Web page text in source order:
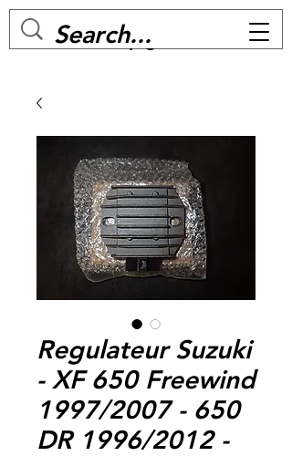
MC BIKE Perpignan
Regulateur Suzuki
- XF 650 Freewind
1997/2007 - 650
DR 1996/2012 -